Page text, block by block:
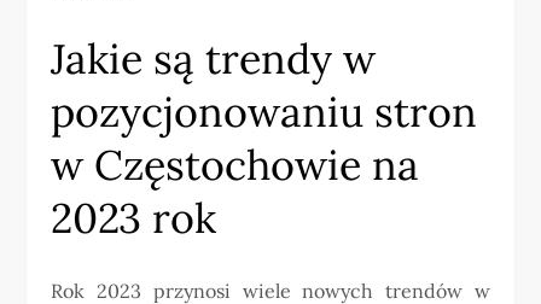
Jakie są trendy w
pozycjonowaniu stron
w Częstochowie na
2023 rok
Rok 2023 przynosi wiele nowych trendów w